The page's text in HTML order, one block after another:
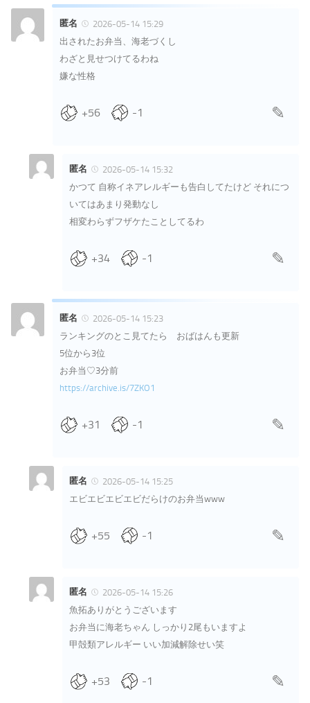
匿名
2026-05-14 15:29
出されたお弁当、海老づくし
わざと見せつけてるわね
嫌な性格
+56 -1
匿名
2026-05-14 15:32
かつて 自称イネアレルギーも告白してたけど それにつ
いてはあまり発動なし
相変わらずフザケたことしてるわ
+34 -1
匿名
2026-05-14 15:23
ランキングのとこ見てたら おばはんも更新
5位から3位
お弁当♡3分前
https://archive.is/7ZKO1
+31 -1
匿名
2026-05-14 15:25
エビエビエビエビだらけのお弁当www
+55 -1
匿名
2026-05-14 15:26
魚拓ありがとうございます
お弁当に海老ちゃん しっかり2尾もいますよ
甲殻類アレルギー いい加減解除せい笑
+53 -1